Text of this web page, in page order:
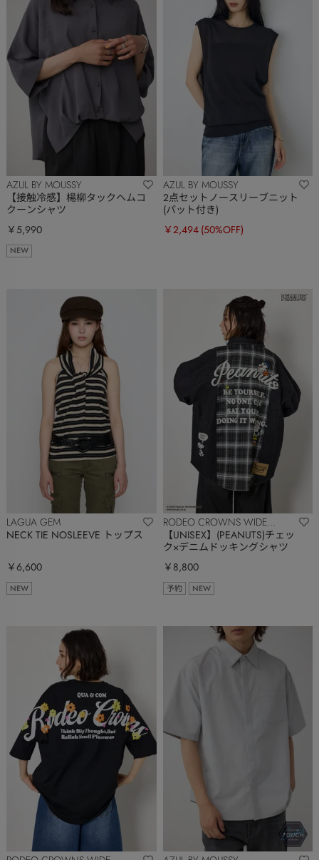
AZUL BY MOUSSY
【接触冷感】楊柳タックヘムコ
クーンシャツ
￥5,990
NEW
AZUL BY MOUSSY
2点セットノースリーブニット
(パット付き)
￥2,494 (50%OFF)
LAGUA GEM
NECK TIE NOSLEEVE トップス
￥6,600
NEW
RODEO CROWNS WIDE
BOWL
【UNISEX】(PEANUTS)チェッ
ク×デニムドッキングシャツ
￥8,800
予約 NEW